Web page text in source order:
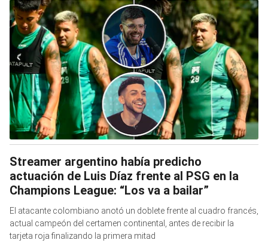
Streamer argentino había predicho
actuación de Luis Díaz frente al PSG en la
Champions League: “Los va a bailar”
El atacante colombiano anotó un doblete frente al cuadro francés,
actual campeón del certamen continental, antes de recibir la
tarjeta roja finalizando la primera mitad